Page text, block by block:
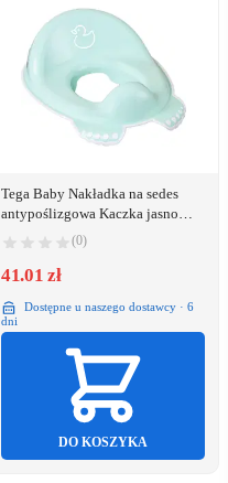
Tega Baby Nakładka na sedes
antypoślizgowa Kaczka jasno
(0)
41.01 zł
Dostępne u naszego dostawcy · 6
dni
DO KOSZYKA